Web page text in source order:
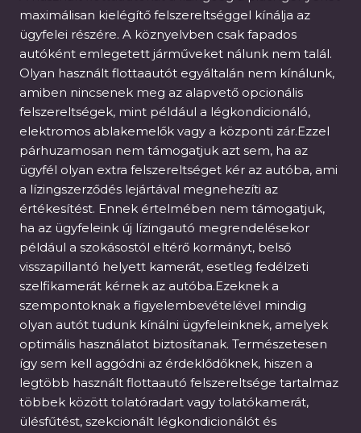
maximálisan kielégítő felszereltséggel kínálja az
ügyfelei részére. A köznyelvben csak fapados
autóként emlegetett járműveket nálunk nem talál.
Olyan használt flottaautót egyáltalán nem kínálunk,
amiben nincsenek meg az alapvető opcionális
felszereltségek, mint például a légkondicionáló,
elektromos ablakemelők vagy a központi zár.Ezzel
párhuzamosan nem támogatjuk azt sem, ha az
ügyfél olyan extra felszereltséget kér az autóba, ami
a lízingszerződés lejártával megnehezíti az
értékesítést. Ennek értelmében nem támogatjuk,
ha az ügyfeleink új lízingautó megrendelésekor
például a szokásostól eltérő kormányt, belső
visszapillantó helyett kamerát, esetleg fedélzeti
szelfikamerát kérnek az autóba.Ezeknek a
szempontoknak a figyelembevételével mindig
olyan autót tudunk kínálni ügyfeleinknek, amelyek
optimális használatot biztosítanak. Természetesen
így sem kell aggódni az érdeklődőknek, hiszen a
legtöbb használt flottaautó felszereltsége tartalmaz
többek között tolatóradart vagy tolatókamerát,
ülésfűtést, szekcionált légkondicionálót és